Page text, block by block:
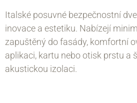
Italské posuvné bezpečnostní
inovace a estetiku. Nabízejí
zapuštěný do fasády, komfortní
aplikaci, kartu nebo otisk prstu a
akustickou izolaci.